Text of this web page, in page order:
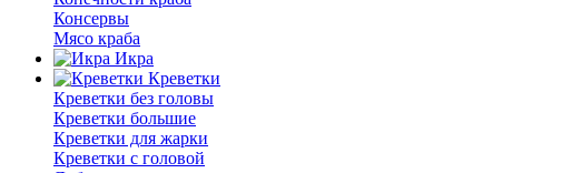
Консервы
Мясо краба
Икра
Креветки
Креветки без головы
Креветки большие
Креветки для жарки
Креветки с головой